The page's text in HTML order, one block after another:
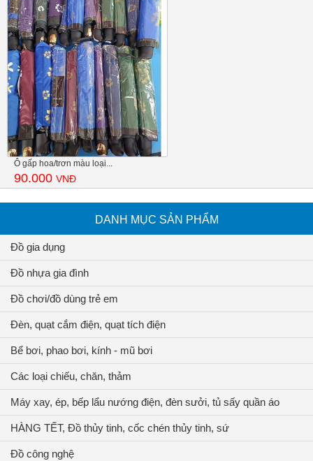
Ô gấp hoa/trơn màu loại...
90.000 VNĐ
DANH MỤC SẢN PHẨM
Đồ gia dụng
Đồ nhựa gia đình
Đồ chơi/đồ dùng trẻ em
Đèn, quạt cắm điện, quạt tích điện
Bể bơi, phao bơi, kính - mũ bơi
Các loại chiếu, chăn, thảm
Máy xay, ép, bếp lẩu nướng điện, đèn sưởi, tủ sấy quần áo
HÀNG TẾT, Đồ thủy tinh, cốc chén thủy tinh, sứ
Đồ công nghệ